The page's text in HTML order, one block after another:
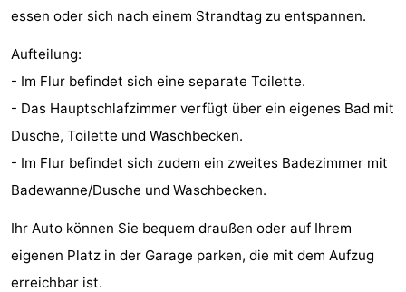
Sehen
tun
Museen
-
Denkmäler
Mühlen
-
Leuchtturme
-
Aussichtspunkte
Attraktionen
essen oder sich nach einem Strandtag zu entspannen.
Aufteilung:
- Im Flur befindet sich eine separate Toilette.
- Das Hauptschlafzimmer verfügt über ein eigenes Bad mit
Dusche, Toilette und Waschbecken.
- Im Flur befindet sich zudem ein zweites Badezimmer mit
Badewanne/Dusche und Waschbecken.
Ihr Auto können Sie bequem draußen oder auf Ihrem
eigenen Platz in der Garage parken, die mit dem Aufzug
erreichbar ist.